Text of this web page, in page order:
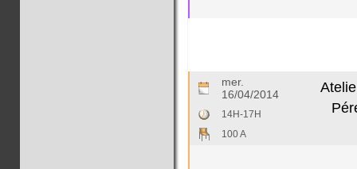
mer.
16/04/2014
14H-17H
100 A